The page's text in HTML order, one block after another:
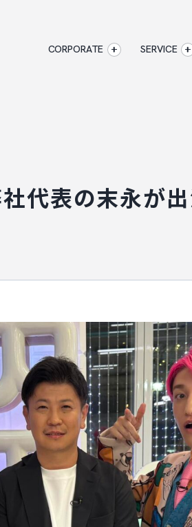
CORPORATE SERVICE
SERVICE
NEWS
ニュース お知らせ イベント
CAREER
CONTACT
代表の末永が